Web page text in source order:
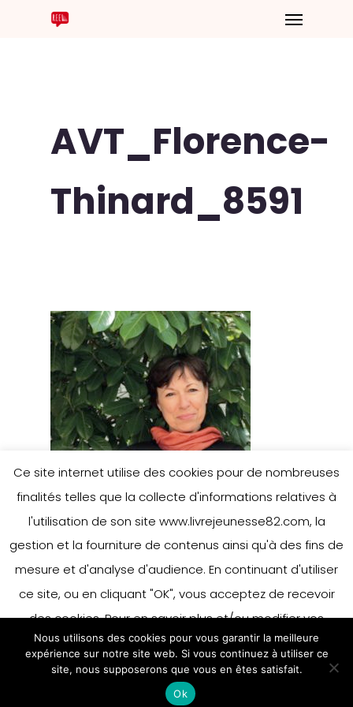
AVT_Florence-
Thinard_8591
Ce site internet utilise des cookies pour de nombreuses
finalités telles que la collecte d'informations relatives à
l'utilisation de son site www.livrejeunesse82.com, la
gestion et la fourniture de contenus ainsi qu'à des fins de
mesure et d'analyse d'audience. En continuant d'utiliser
ce site, ou en cliquant "OK", vous acceptez de recevoir
des cookies. Pour en savoir plus et/ou modifier vos
préférences en matière de cookies, merci de vous référer
à notre politique sur les cookies.
Accepter
En savoir plus
Nous utilisons des cookies pour vous garantir la meilleure
expérience sur notre site web. Si vous continuez à utiliser ce
site, nous supposerons que vous en êtes satisfait.
Ok